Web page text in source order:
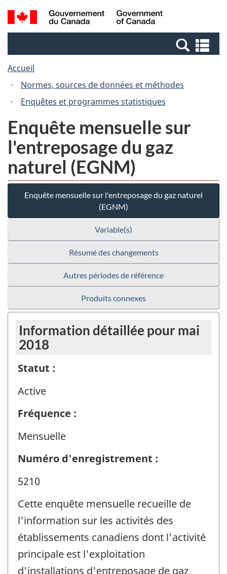
Passer
au
Passer
au
Passer
à
Canada
Recherche
et
et
Accueil
Normes, sources de données et méthodes
Enquêtes et programmes statistiques
Enquête mensuelle sur
l'entreposage du gaz
naturel (EGNM)
Enquête mensuelle sur l'entreposage du gaz naturel
(EGNM)
Variable(s)
Résumé des changements
Autres périodes de référence
Produits connexes
Information détaillée pour mai
2018
Statut :
Active
Fréquence :
Mensuelle
Numéro d'enregistrement :
5210
Cette enquête mensuelle recueille de
l'information sur les activités des
établissements canadiens dont l'activité
principale est l'exploitation
d'installations d'entreposage de gaz